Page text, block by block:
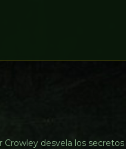
desvela los secretos